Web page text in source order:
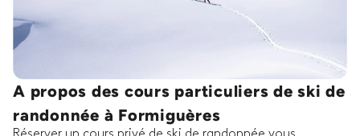
A propos des cours particuliers de ski de
randonnée à Formiguères